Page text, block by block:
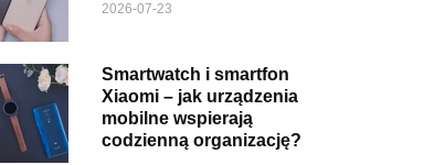
2026-07-23
Smartwatch i smartfon
Xiaomi – jak urządzenia
mobilne wspierają
codzienną organizację?